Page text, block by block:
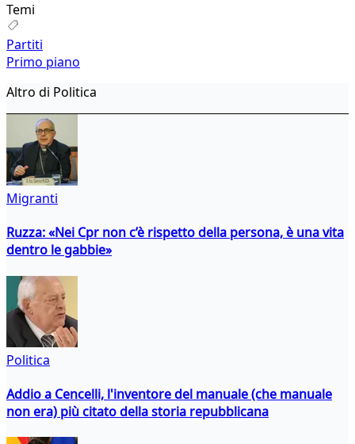
Temi
Partiti
Primo piano
Altro di Politica
Migranti
Ruzza: «Nei Cpr non c’è rispetto della persona, è una vita
dentro le gabbie»
Politica
Addio a Cencelli, l'inventore del manuale (che manuale
non era) più citato della storia repubblicana